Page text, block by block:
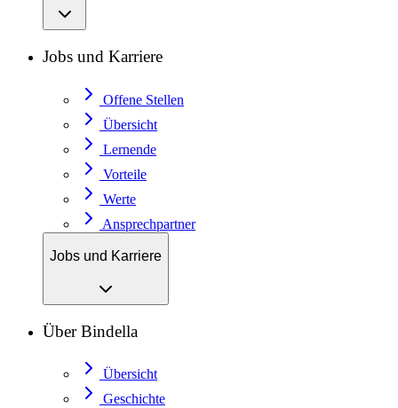
Jobs und Karriere
Offene Stellen
Übersicht
Lernende
Vorteile
Werte
Ansprechpartner
Jobs und Karriere
Über Bindella
Übersicht
Geschichte